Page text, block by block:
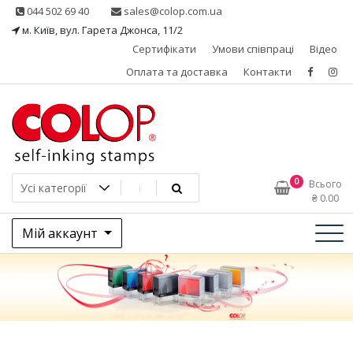
Skip 044 502 69 40
sales@colop.com.ua
м. Київ, вул. Гарета Джонса, 11/2
Сертифікати
Умови співпраці
Відео
Оплата та доставка
Контакти
КОЛОП – ексклюзивний
представник в Україні
одного з провідних
виробників штемпельної
продукції, австрійської
0
Всього
₴ 0.00
Мій аккаунт